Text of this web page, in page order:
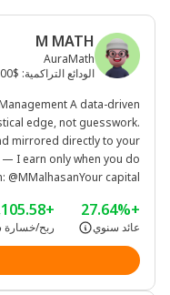
M MATH
AuraMath
الودائع التراكمية:
$4,000.00
A data-driven
edge, not guesswork.
mirrored directly to your
I earn only when you do
@MMalhasanYour capital
me. Trades are mirrored
copy-trading,welcome to
Math
+27.64%
عائد سنوي
+$1,105.58
ربح/